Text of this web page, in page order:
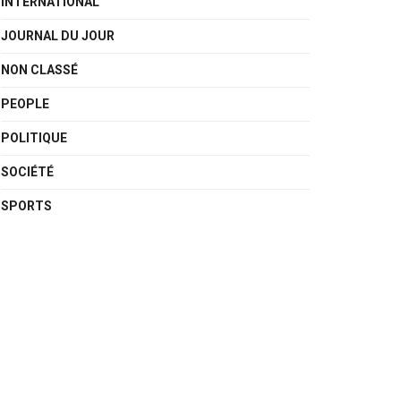
JOURNAL DU JOUR
NON CLASSÉ
PEOPLE
POLITIQUE
SOCIÉTÉ
SPORTS